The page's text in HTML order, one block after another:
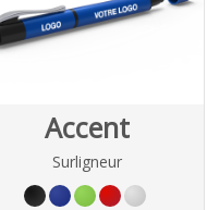
Accent
Surligneur